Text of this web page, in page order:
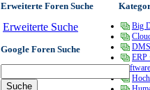
Erweiterte Foren Suche
Erweiterte Suche
Google Foren Suche
Big
ERP
Software